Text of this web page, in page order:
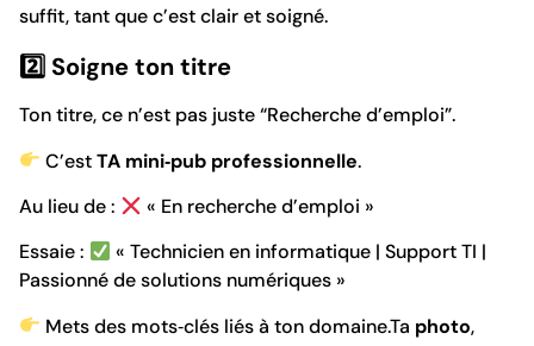
suffit, tant que c’est clair et soigné.
2️ ⃣ Soigne ton titre
Ton titre, ce n’est pas juste “Recherche d’emploi”.
C’estTA mini‑pub professionnelle.
Au lieu de :
« En recherche d’emploi »
Essaie :
« Technicien en informatique | Support TI |
Passionné de solutions numériques »
Mets des mots‑clés liés à ton domaine.Ta photo,